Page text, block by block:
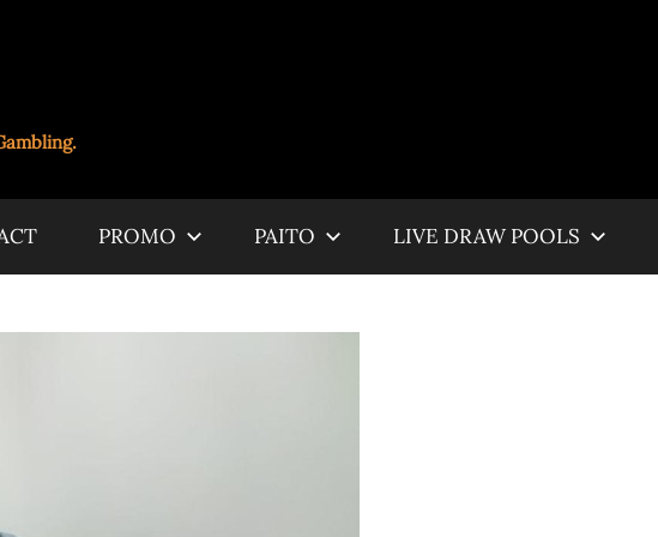
PROMO PAITO LIVE DRAW POOLS